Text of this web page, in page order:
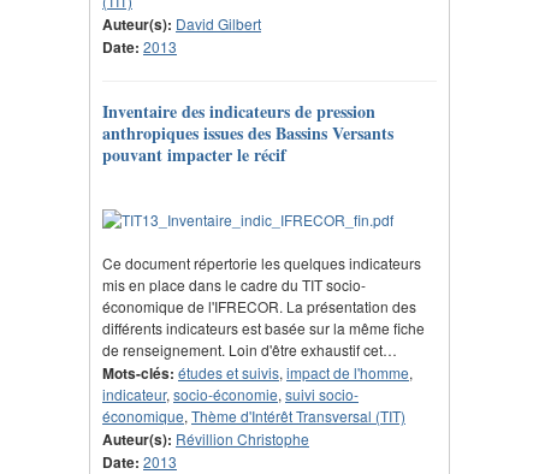
Auteur(s): David Gilbert
Date: 2013
Inventaire des indicateurs de pression
anthropiques issues des Bassins Versants
pouvant impacter le récif
Ce document répertorie les quelques indicateurs
mis en place dans le cadre du TIT socio-
économique de l'IFRECOR. La présentation des
différents indicateurs est basée sur la même fiche
de renseignement. Loin d'être exhaustif cet…
Mots-clés: études et suivis, impact de l'homme,
indicateur, socio-économie, suivi socio-
économique, Thème d'Intérêt Transversal (TIT)
Auteur(s): Révillion Christophe
Date: 2013